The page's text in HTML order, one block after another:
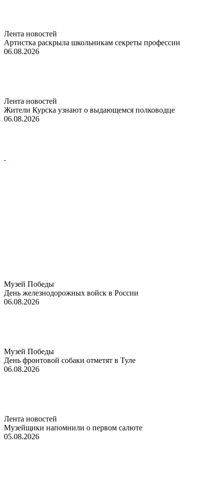
Лента новостей
Артистка раскрыла школьникам секреты профессии
06.08.2026
Лента новостей
Жители Курска узнают о выдающемся полководце
06.08.2026
Музей Победы
День железнодорожных войск в России
06.08.2026
Музей Победы
День фронтовой собаки отметят в Туле
06.08.2026
Лента новостей
Музейщики напомнили о первом салюте
05.08.2026